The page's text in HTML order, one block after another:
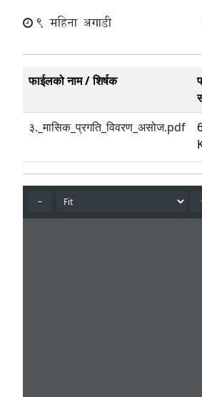
9 महिना अगाडी
फाईलको नाम / शिर्षक
३._मासिक_प्रगति_विवरण_असोज.pdf